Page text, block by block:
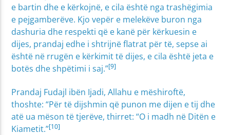
e bartin dhe e kërkojnë, e cila është nga trashëgimia
e pejgamberëve. Kjo vepër e melekëve buron nga
dashuria dhe respekti që e kanë për kërkuesin e
dijes, prandaj edhe i shtrijnë flatrat për të, sepse ai
është në rrugën e kërkimit të dijes, e cila është jeta e
botës dhe shpëtimi i saj.”[9]
Prandaj Fudajl ibën Ijadi, Allahu e mëshiroftë,
thoshte: “Për të dijshmin që punon me dijen e tij dhe
atë ua mëson të tjerëve, thirret: “O i madh në Ditën e
Kiametit.”[10]